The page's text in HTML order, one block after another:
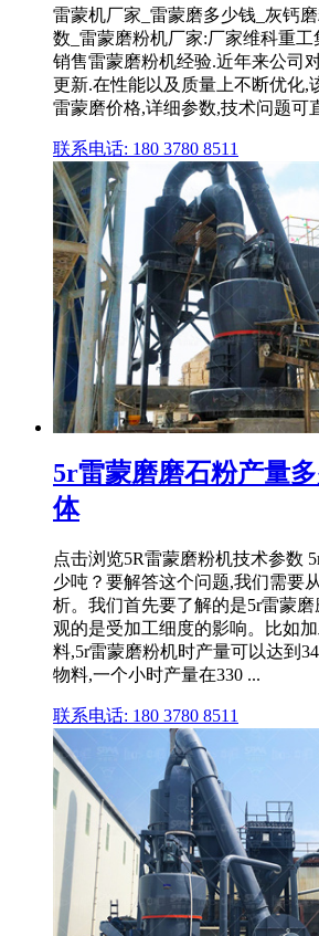
雷蒙机厂家_雷蒙磨多少钱_灰钙
数_雷蒙磨粉机厂家:厂家维科重
销售雷蒙磨粉机经验.近年来公司
更新.在性能以及质量上不断优化,
雷蒙磨价格,详细参数,技术问题可
联系电话: 180 3780 8511
5r雷蒙磨磨石粉产量
体
点击浏览5R雷蒙磨粉机技术参数
少吨？要解答这个问题,我们需要
析。我们首先要了解的是5r雷蒙
观的是受加工细度的影响。比如
料,5r雷蒙磨粉机时产量可以达到
物料,一个小时产量在330 ...
联系电话: 180 3780 8511